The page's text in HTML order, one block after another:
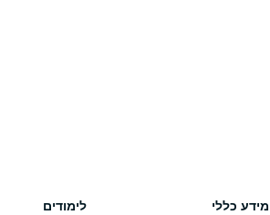
מידע כללי
לימודים